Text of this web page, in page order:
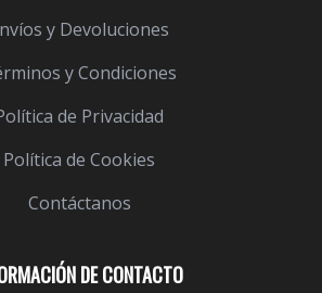
DE CONTACTO
y Devoluciones
y Condiciones
de Privacidad
Política de Cookies
Contáctanos